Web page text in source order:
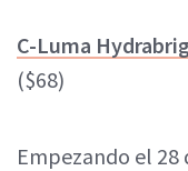
C-Luma
($68)
Empezando el 28